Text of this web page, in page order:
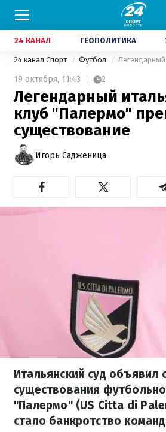
24 КАНАЛ ГЕОПОЛИТИКА
24 канал Спорт Футбол
19 октября, 11:43 2
Легендарный
клуб "Палермо"
существование
Игорь Садженица
Итальянский суд объявил
существования
"Палермо" (US Citta di
стало банкротство